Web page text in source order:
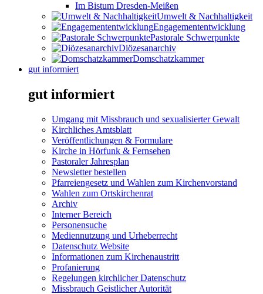
Im Bistum Dresden-Meißen
Umwelt & Nachhaltigkeit
Engagemententwicklung
Pastorale Schwerpunkte
Diözesanarchiv
Domschatzkammer
gut informiert
gut informiert
Umgang mit Missbrauch und sexualisierter Gewalt
Kirchliches Amtsblatt
Veröffentlichungen & Formulare
Kirche in Hörfunk & Fernsehen
Pastoraler Jahresplan
Newsletter bestellen
Pfarreiengesetz und Wahlen zum Kirchenvorstand
Wahlen zum Ortskirchenrat
Archiv
Interner Bereich
Personensuche
Mediennutzung und Urheberrecht
Datenschutz Website
Informationen zum Kirchenaustritt
Profanierung
Regelungen kirchlicher Datenschutz
Missbrauch Geistlicher Autorität